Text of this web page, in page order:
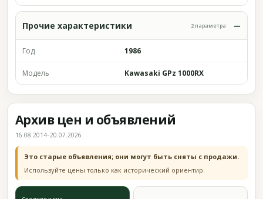
Прочие характеристики 2 параметра
Год 1986
Модель Kawasaki GPz 1000RX
Архив цен и объявлений
16.08.2014–20.07.2026
Это старые объявления; они могут быть сняты с продажи.
Используйте цены только как исторический ориентир.